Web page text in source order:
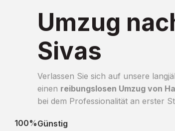
Umzug
Sivas
Verlassen Sie sich auf unsere
einen reibungslosen Umzug von
bei dem Professionalität an erster
Günstig
100%